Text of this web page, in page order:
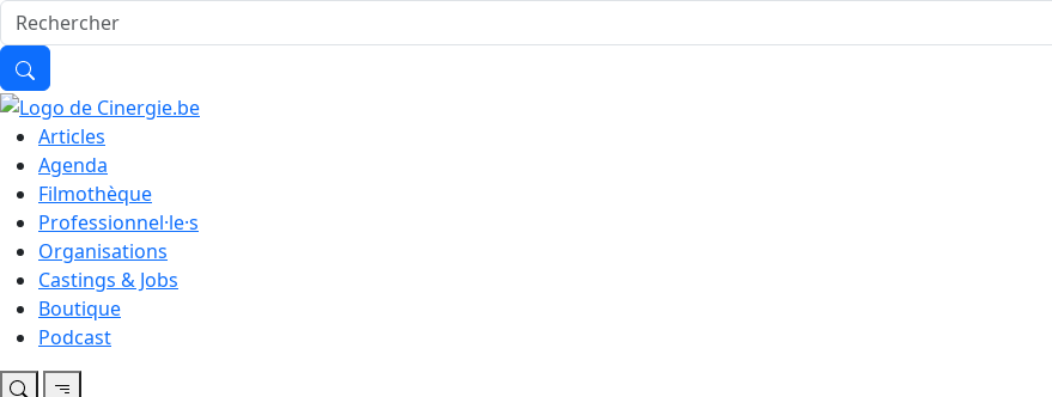
Articles
Agenda
Filmothèque
Professionnel·le·s
Organisations
Castings & Jobs
Boutique
Podcast